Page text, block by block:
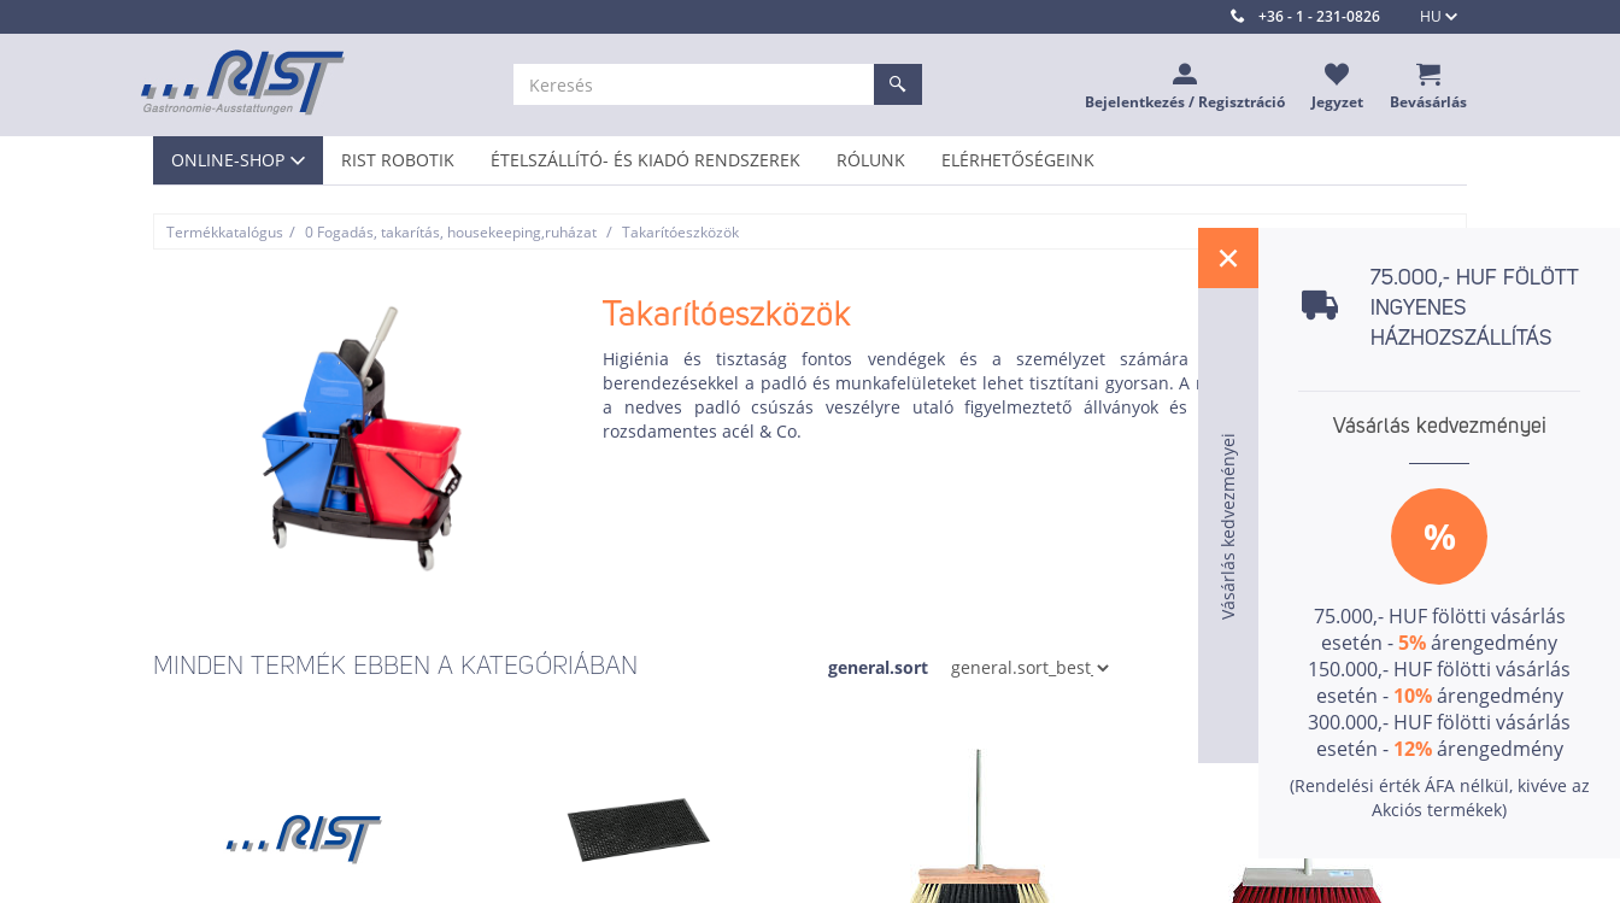
HU
+36 - 1 - 231-0826
Bejelentkezés / Regisztráció Jegyzet Bevásárlás
ONLINE-SHOP RIST ROBOTIK ÉTELSZÁLLÍTÓ- ÉS KIADÓ RENDSZEREK RÓLUNK ELÉRHETŐSÉGEINK
Termékkatalógus / 0 Fogadás, takarítás, housekeeping,ruházat / Takarítóeszközök
Takarítóeszközök
Higiénia és tisztaság fontos vendégek és a személyzet számára egyaránt. A megfelelő tisztító
berendezésekkel a padló és munkafelületeket lehet tisztítani gyorsan. A mi online boltunkban is található
a nedves padló csúszás veszélyre utaló figyelmeztető állványok és speciális tisztító paszták ezüst,
rozsdamentes acél & Co.
MINDEN TERMÉK EBBEN A KATEGÓRIÁBAN general.sort
Vásárlás kedvezményei
75.000,- HUF FÖLÖTT
INGYENES
HÁZHOZSZÁLLÍTÁS
Vásárlás kedvezményei
%
75.000,- HUF fölötti vásárlás
esetén -5%árengedmény
150.000,- HUF fölötti vásárlás
esetén - 10%árengedmény
300.000,- HUF fölötti vásárlás
esetén - 12%árengedmény
(Rendelési érték ÁFA nélkül, kivéve az
Akciós termékek)